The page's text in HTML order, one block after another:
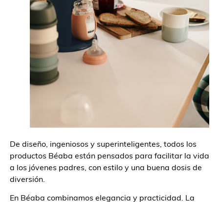
De diseño, ingeniosos y superinteligentes, todos los
productos Béaba están pensados para facilitar la vida
a los jóvenes padres, con estilo y una buena dosis de
diversión.
En Béaba combinamos elegancia y practicidad. La